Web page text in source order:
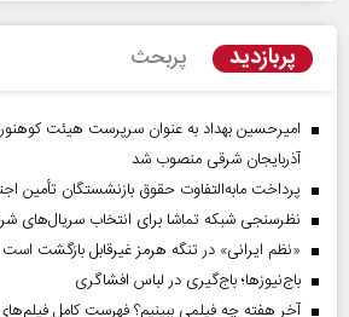
پربازدید پربحث
امیرحسین بهداد به عنوان سرپرست هیئت
آذربایجان شرقی منصوب شد
پرداخت مابه‌التفاوت حقوق بازنشستگان تأمین
نظرسنجی شبکه تماشا برای انتخاب سریال‌های
«نظم ایرانی» در تنگه هرمز غیرقابل بازگشت است
باج‌نیوزها؛ باج‌گیری در لباس افشاگری
آخر هفته چه فیلمی ببینیم؟ فهرست کامل